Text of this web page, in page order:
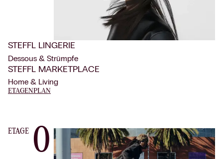
STEFFL LINGERIE
Dessous & Strümpfe
STEFFL MARKETPLACE
Home & Living
ETAGENPLAN
ETAGE 0